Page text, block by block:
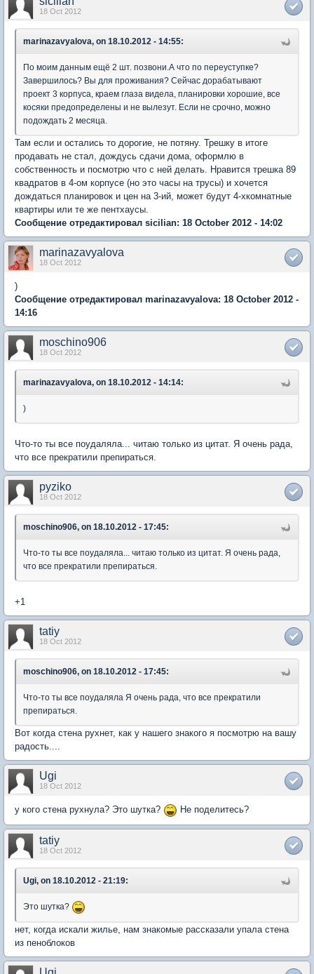
18 Oct 2012
marinazavyalova, on 18.10.2012 - 14:55:
По моим данным ещё 2 шт. позвони.А что по переуступке?
Завершилось? Вы для проживания? Сейчас дорабатывают
проект 3 корпуса, краем глаза видела, планировки хорошие, все
косяки предопределены и не вылезут. Если не срочно, можно
подождать 2 месяца.
Там если и остались то дорогие, не потяну. Трешку в итоге
продавать не стал, дождусь сдачи дома, оформлю в
собственность и посмотрю что с ней делать. Нравится трешка 89
квадратов в 4-ом корпусе (но это часы на трусы) и хочется
дождаться планировок и цен на 3-ий, может будут 4-хкомнатные
квартиры или те же пентхаусы.
Сообщение отредактировал sicilian: 18 October 2012 - 14:02
marinazavyalova
18 Oct 2012
)
Сообщение отредактировал marinazavyalova: 18 October 2012 -
14:16
moschino906
18 Oct 2012
marinazavyalova, on 18.10.2012 - 14:14:
)
Что-то ты все поудаляла... читаю только из цитат. Я очень рада,
что все прекратили препираться.
pyziko
18 Oct 2012
moschino906, on 18.10.2012 - 17:45:
Что-то ты все поудаляла... читаю только из цитат. Я очень рада,
что все прекратили препираться.
+1
tatiy
18 Oct 2012
moschino906, on 18.10.2012 - 17:45:
Что-то ты все поудаляла Я очень рада, что все прекратили
препираться.
Вот когда стена рухнет, как у нашего знакого я посмотрю на вашу
радость....
Ugi
18 Oct 2012
у кого стена рухнула? Это шутка? Не поделитесь?
tatiy
18 Oct 2012
Ugi, on 18.10.2012 - 21:19:
Это шутка?
нет, когда искали жилье, нам знакомые рассказали упала стена
из пеноблоков